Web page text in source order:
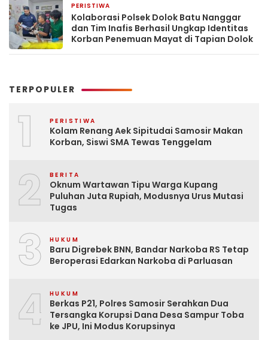
PERISTIWA
Kolaborasi Polsek Dolok Batu Nanggar
dan Tim Inafis Berhasil Ungkap Identitas
Korban Penemuan Mayat di Tapian Dolok
TERPOPULER
1 PERISTIWA
Kolam Renang Aek Sipitudai Samosir Makan
Korban, Siswi SMA Tewas Tenggelam
2 BERITA
Oknum Wartawan Tipu Warga Kupang
Puluhan Juta Rupiah, Modusnya Urus Mutasi
Tugas
3 HUKUM
Baru Digrebek BNN, Bandar Narkoba RS Tetap
Beroperasi Edarkan Narkoba di Parluasan
4 HUKUM
Berkas P21, Polres Samosir Serahkan Dua
Tersangka Korupsi Dana Desa Sampur Toba
ke JPU, Ini Modus Korupsinya